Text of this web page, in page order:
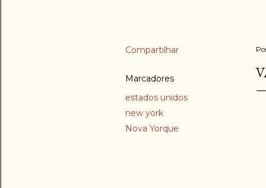
Compartilhar
Marcadores
estados unidos
new york
Nova Yorque